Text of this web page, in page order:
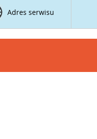
Adres serwisu